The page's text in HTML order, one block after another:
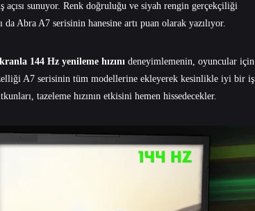
sunuyor. Renk doğruluğu ve siyah rengin gerçekçiliği
da Abra A7 serisinin hanesine artı puan olarak yazılıyor.
144 Hz yenileme hızını deneyimlemenin, oyuncular için
A7 serisinin tüm modellerine ekleyerek kesinlikle iyi bir iş
tazeleme hızının etkisini hemen hissedecekler.